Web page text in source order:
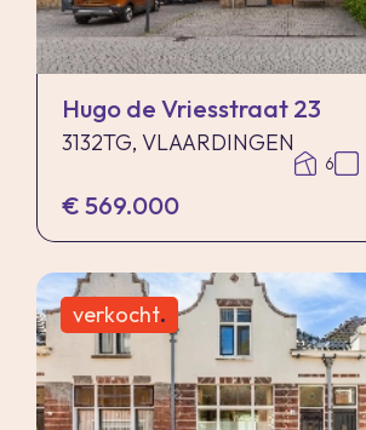
Hugo de Vriesstraat 23
3132TG, VLAARDINGEN
6
€ 569.000
verkocht.